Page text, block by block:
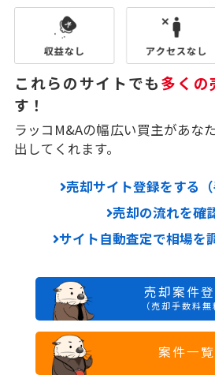
これらのサイトでも多くの
す！
ラッコM&Aの幅広い買主があな
出してくれます。
売却サイト登録をする（
売却の流れを確
サイト自動査定で相場を
売却案件
（売却手数料無
案件一覧